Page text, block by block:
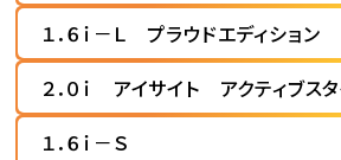
１．６ｉ－Ｌ プラウドエディション
２．０ｉ アイサイト アクティブス
１．６ｉ－Ｓ